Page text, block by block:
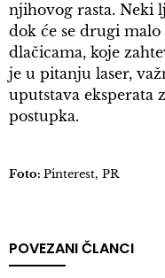
njihovog rasta. Neki
dok će se drugi
dlačicama, koje
je u pitanju laser,
uputstava eksperata
postupka.
Foto: Pinterest, PR
POVEZANI ČLANCI